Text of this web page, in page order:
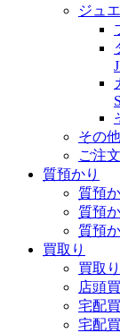
ジュ
その
ご注
質預かり
質預
質預
質預
買取り
買取
店頭
宅配
宅配